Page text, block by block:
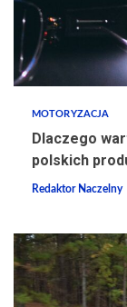
MOTORYZACJA
Dlaczego
polskich
Redaktor Naczelny